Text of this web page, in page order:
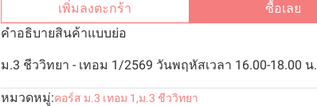
เพิ่มลงตะกร้า
ซื้อเลย
คำอธิบายสินค้าแบบย่อ
ม.3 ชีววิทยา - เทอม 1/2569 วันพฤหัสเวลา 16.00-18.00 น.
หมวดหมู่:คอร์ส ม.3 เทอม 1 ,ม.3 ชีววิทยา